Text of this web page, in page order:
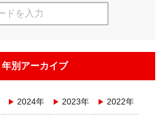
年別アーカイブ
2024年 2023年 2022年